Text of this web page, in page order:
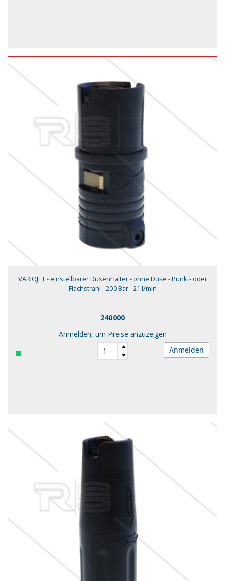
VARIOJET - einstellbarer Düsenhalter - ohne Düse - Punkt- oder
Flachstrahl - 200 Bar - 21 l/min
240000
Anmelden, um Preise anzuzeigen
Anmelden